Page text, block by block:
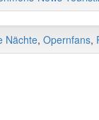
Nächte, Opernfans,